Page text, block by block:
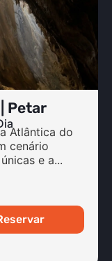
Petar
Atlântica do
cenário
e a...